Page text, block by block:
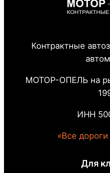
Контрактные
МОТОР-ОПЕЛЬ на
ИНН
«Все
Для